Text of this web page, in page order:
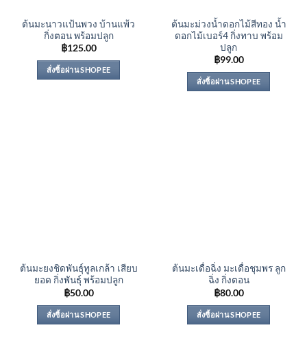
ต้นมะนาวแป้นพวง บ้านแพ้ว
กิ่งตอน พร้อมปลูก
฿125.00
สั่งซื้อผ่าน SHOPEE
ต้นมะม่วงน้ำดอกไม้สีทอง น้ำ
ดอกไม้เบอร์4 กิ่งทาบ พร้อม
ปลูก
฿99.00
สั่งซื้อผ่าน SHOPEE
ต้นมะยงชิดพันธุ์ทูลเกล้า เสียบ
ยอด กิ่งพันธุ์ พร้อมปลูก
฿50.00
สั่งซื้อผ่าน SHOPEE
ต้นมะเดื่อฉิ่ง มะเดื่อชุมพร ลูก
ฉิ่ง กิ่งตอน
฿80.00
สั่งซื้อผ่าน SHOPEE